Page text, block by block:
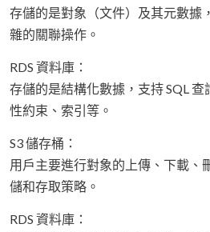
存儲的是對象（文件）及其元數據
雜的關聯操作。
RDS 資料庫：
存儲的是結構化數據，支持 SQL
性約束、索引等。
S3 儲存桶：
用戶主要進行對象的上傳、下載、
儲和存取策略。
RDS 資料庫：